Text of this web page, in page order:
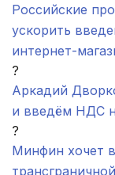
Российские
ускорить
интернет-
?
Аркадий
и введём НДС
?
Минфин хочет